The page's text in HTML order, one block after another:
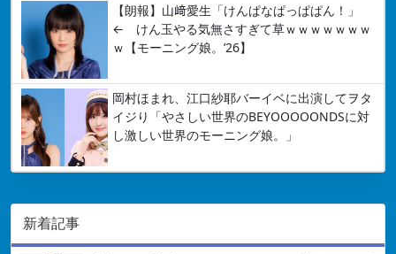
【朗報】山﨑愛生「けんぱなぱっぱぱん！」
← けん玉やる気無さすぎて草ｗｗｗｗｗｗｗ
ｗ【モーニング娘。’26】
岡村ほまれ、江口紗耶バーイベに出演してヲタ
イジり「やさしい世界のBEYOOOOONDSに対
し激しい世界のモーニング娘。」
新着記事